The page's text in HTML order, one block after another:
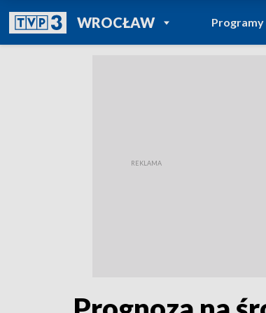
WROCŁAWPOWRÓT DO
TVP REGIONY
Programy